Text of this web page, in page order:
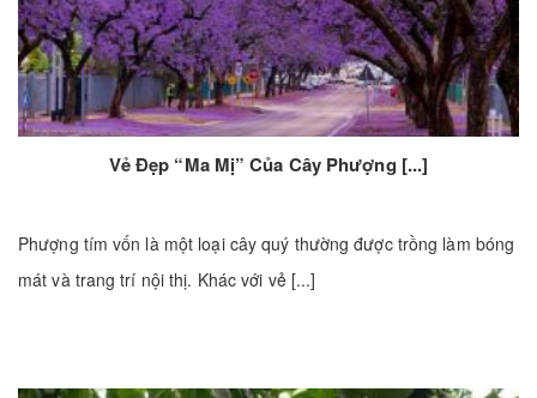
Vẻ Đẹp “ma Mị” Của Cây Phượng [...]
Phượng tím vốn là một loại cây quý thường được trồng làm bóng
mát và trang trí nội thị. Khác với vẻ [...]